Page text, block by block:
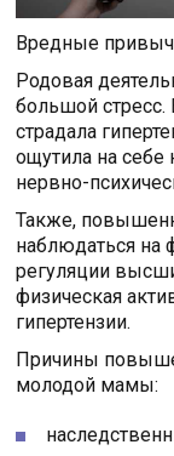
Вредные
Родовая
большой
страдала
ощутила на себе
нервно-
Также,
наблюдаться на
регуляции
физическая
гипертензии.
Причины
молодой мамы: